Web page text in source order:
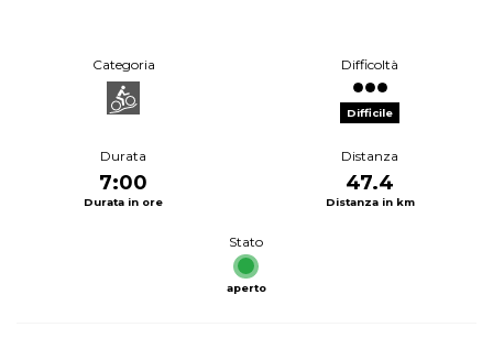
Categoria Difficoltà
Difficile
Durata
7:00
Durata in ore
Distanza
47.4
Distanza in km
Stato
aperto